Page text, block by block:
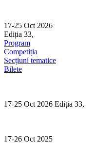
content
17-25 Oct 2026
Ediția 33,
Program
Competiția
Secțiuni tematice
Bilete
17-25 Oct 2026 Ediția 33,
17-26 Oct 2025